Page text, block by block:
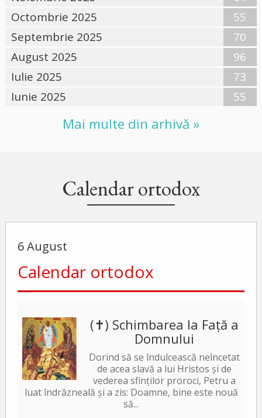
Octombrie 2025
55
Septembrie 2025
70
August 2025
96
Iulie 2025
73
Iunie 2025
55
Mai multe din arhivă »
Calendar ortodox
6 August
Calendar ortodox
(✝) Schimbarea la Față a
Domnului
Dorind să se îndulcească neîncetat
de acea slavă a lui Hristos și de
vederea sfinților proroci, Petru a
luat îndrăzneală și a zis: Doamne, bine este nouă
să...